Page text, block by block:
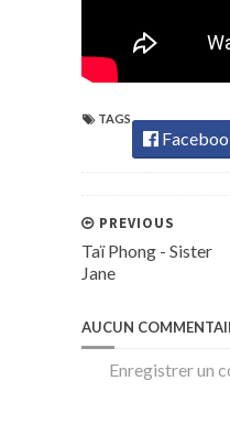
TAGS
PREVIOUS
Taï Phong - Sister
Jane
AUCUN
Enregistrer un